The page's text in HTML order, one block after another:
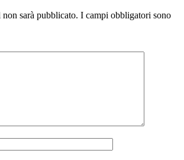
sarà pubblicato. I campi obbligatori sono